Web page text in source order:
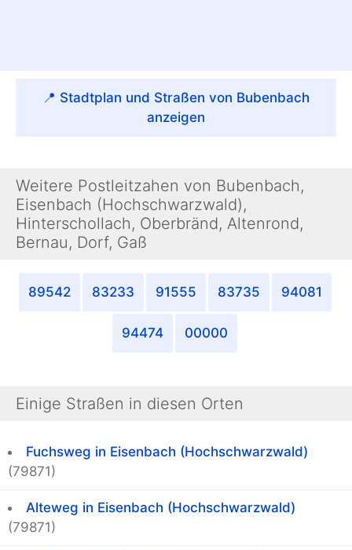
📍 Stadtplan und Straßen von Bubenbach
anzeigen
Weitere Postleitzahen von Bubenbach,
Eisenbach (Hochschwarzwald),
Hinterschollach, Oberbränd, Altenrond,
Bernau, Dorf, Gaß
89542 83233 91555 83735 94081
94474 00000
Einige Straßen in diesen Orten
Fuchsweg in Eisenbach (Hochschwarzwald)
(79871)
Alteweg in Eisenbach (Hochschwarzwald)
(79871)